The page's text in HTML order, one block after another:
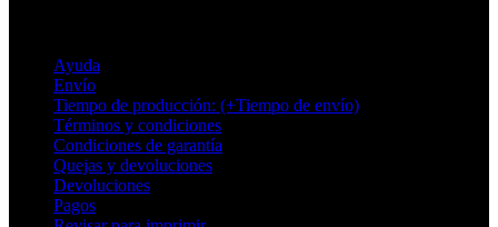
Ayuda
Envío
Tiempo de producción: (+Tiempo de envío)
Términos y condiciones
Condiciones de garantía
Quejas y devoluciones
Devoluciones
Pagos